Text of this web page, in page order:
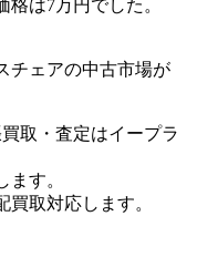
は7万円でした。
チェアの中古市場が
取・査定はイープラ
す。
取対応します。